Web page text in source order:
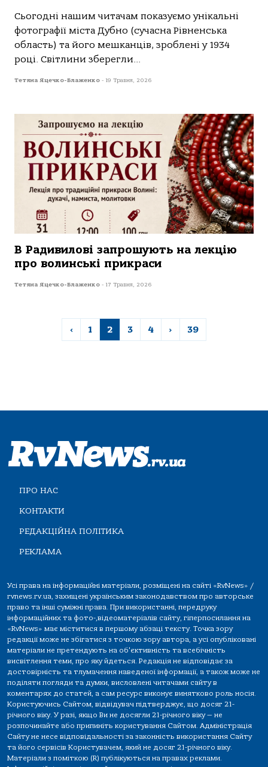
Сьогодні нашим читачам показуємо унікальні
фотографії міста Дубно (сучасна Рівненська
область) та його мешканців, зроблені у 1934
році. Світлини зберегли...
Тетяна Яцечко-Блаженко - 19 Травня, 2026
В Радивилові запрошують на лекцію
про волинські прикраси
Тетяна Яцечко-Блаженко - 17 Травня, 2026
‹ 1 2 3 4 › 39
ПРО НАС
КОНТАКТИ
РЕДАКЦІЙНА ПОЛІТИКА
РЕКЛАМА
Усі права на інформаційні матеріали, розміщені на сайті «RvNews» /
rvnews.rv.ua, захищені українським законодавством про авторське
право та інші суміжні права. При використанні, передруку
інформаційних та фото-,відеоматеріалів сайту, гіперпосилання на
«RvNews» має міститися в першому абзаці тексту. Точка зору
редакції може не збігатися з точкою зору автора, а усі опубліковані
матеріали не претендують на об'єктивність та всебічність
висвітлення теми, про яку йдеться. Редакція не відповідає за
достовірність та тлумачення наведеної інформації, а також може не
поділяти погляди та думки, висловлені читачами сайту в
коментарях до статей, а сам ресурс виконує винятково роль носія.
Користуючись Сайтом, відвідувач підтверджує, що досяг 21-
річного віку. У разі, якщо Ви не досягли 21-річного віку — не
розпочинайте або припиніть користування Сайтом. Адміністрація
Сайту не несе відповідальності за законність використання Сайту
та його сервісів Користувачем, який не досяг 21-річного віку.
Матеріали з поміткою (R) публікуються на правах реклами.